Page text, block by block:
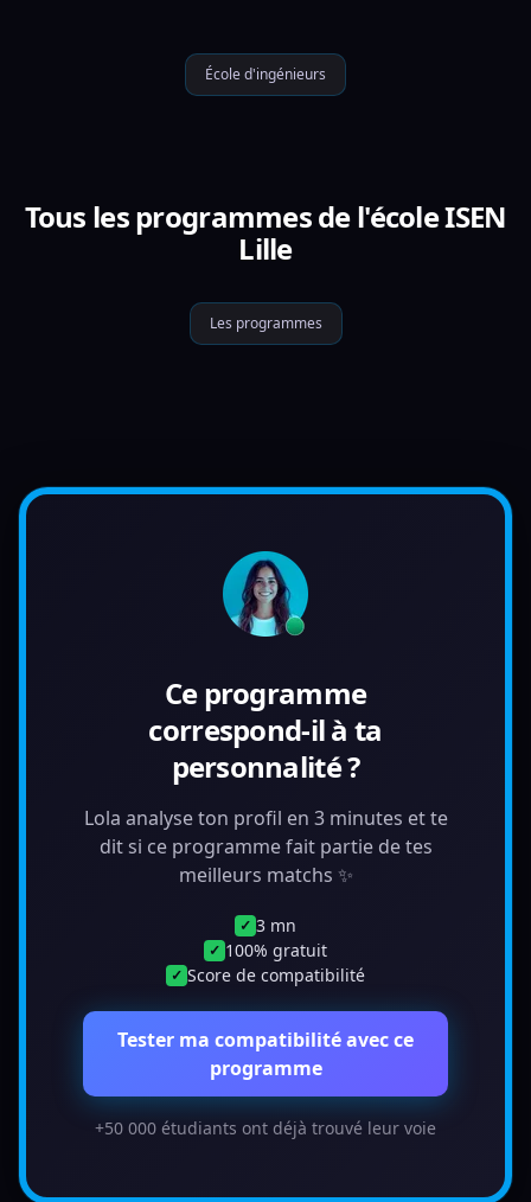
École d'ingénieurs
Tous les programmes de l'école ISEN
Lille
Les programmes
Ce programme
correspond-il à ta
personnalité ?
Lola analyse ton profil en 3 minutes et te
dit si ce programme fait partie de tes
meilleurs matchs ✨
✓ 3 mn
✓ 100% gratuit
✓ Score de compatibilité
Tester ma compatibilité avec ce
programme
+50 000 étudiants ont déjà trouvé leur voie